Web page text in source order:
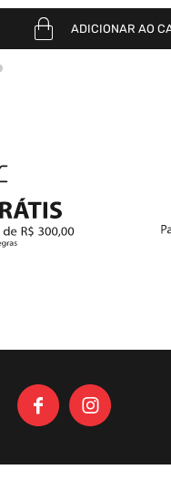
ADICIONAR AO